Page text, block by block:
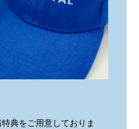
典をご用意しておりま